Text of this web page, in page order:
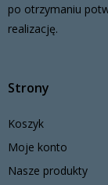
po otrzymaniu
realizację.
Strony
Koszyk
Moje konto
Nasze produkty